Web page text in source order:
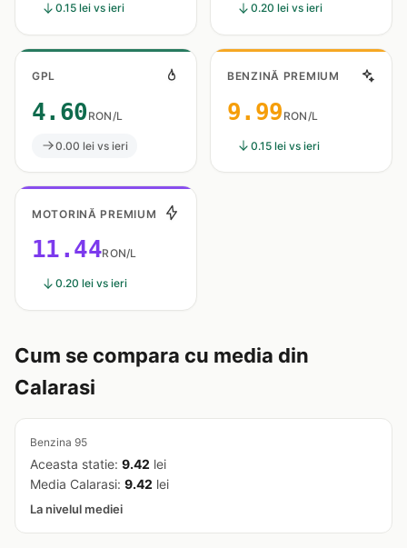
0.15 lei vs ieri 0.20 lei vs ieri
GPL
4.60 RON/L
0.00 lei vs ieri
BENZINĂ PREMIUM
9.99 RON/L
0.15 lei vs ieri
MOTORINĂ PREMIUM
11.44RON/L
0.20 lei vs ieri
Cum se compara cu media din
Calarasi
Benzina 95
Aceasta statie: 9.42 lei
Media Calarasi: 9.42 lei
La nivelul mediei